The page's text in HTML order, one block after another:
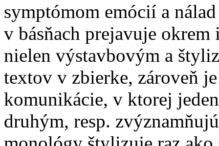
symptómom emócií a
v básňach prejavuje
nielen výstavbovým a
textov v zbierke, zároveň
komunikácie, v ktorej
druhým, resp.